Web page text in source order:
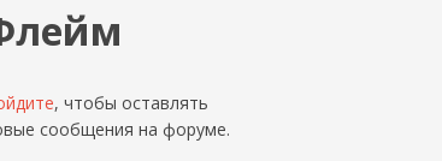
, чтобы оставлять
сообщения на форуме.